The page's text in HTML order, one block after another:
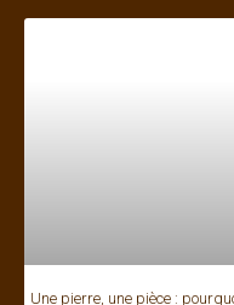
Une pierre, une pièce :